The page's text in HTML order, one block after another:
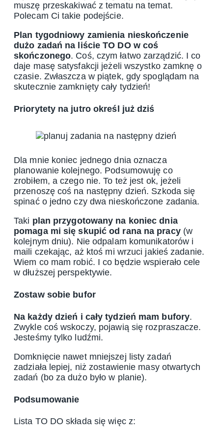
muszę przeskakiwać z tematu na temat.
Polecam Ci takie podejście.
Plan tygodniowy zamienia nieskończenie
dużo zadań na liście TO DO w coś
skończonego. Coś, czym łatwo zarządzić. I co
daje masę satysfakcji jeżeli wszystko zamknę o
czasie. Zwłaszcza w piątek, gdy spoglądam na
skutecznie zamknięty cały tydzień!
Priorytety na jutro określ już dziś
Dla mnie koniec jednego dnia oznacza
planowanie kolejnego. Podsumowuję co
zrobiłem, a czego nie. To też jest ok, jeżeli
przenoszę coś na następny dzień. Szkoda się
spinać o jedno czy dwa nieskończone zadania.
Taki plan przygotowany na koniec dnia
pomaga mi się skupić od rana na pracy (w
kolejnym dniu). Nie odpalam komunikatorów i
maili czekając, aż ktoś mi wrzuci jakieś zadanie.
Wiem co mam robić. I co będzie wspierało cele
w dłuższej perspektywie.
Zostaw sobie bufor
Na każdy dzień i cały tydzień mam bufory.
Zwykle coś wskoczy, pojawią się rozpraszacze.
Jesteśmy tylko ludźmi.
Domknięcie nawet mniejszej listy zadań
zadziała lepiej, niż zostawienie masy otwartych
zadań (bo za dużo było w planie).
Podsumowanie
Lista TO DO składa się więc z: